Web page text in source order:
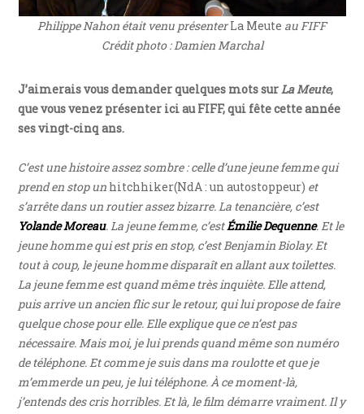
Philippe Nahon était venu présenterLa Meute au FIFF
Crédit photo : Damien Marchal
J’aimerais vous demander quelques mots sur La Meute,
que vous venez présenter ici au FIFF, qui fête cette année
ses vingt-cinq ans.
C’est une histoire assez sombre : celle d’une jeune femme qui
prend en stop un hitchhiker(NdA : un autostoppeur) et
s’arrête dans un routier assez bizarre. La tenancière, c’est
Yolande Moreau. La jeune femme, c’estÉmilie Dequenne. Et le
jeune homme qui est pris en stop, c’est Benjamin Biolay. Et
tout à coup, le jeune homme disparaît en allant aux toilettes.
La jeune femme est quand même très inquiète. Elle attend,
puis arrive un ancien flic sur le retour, qui lui propose de faire
quelque chose pour elle. Elle explique que ce n’est pas
nécessaire. Mais moi, je lui prends quand même son numéro
de téléphone. Et comme je suis dans ma roulotte et que je
m’emmerde un peu, je lui téléphone. À ce moment-là,
j’entends des cris horribles. Et là, le film démarre vraiment. Il y